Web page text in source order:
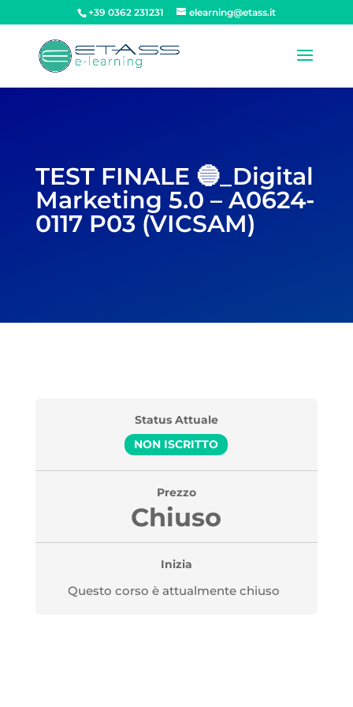
+39 0362 231231 elearning@etass.it
TEST FINALE 🔵_Digital
Marketing 5.0 – A0624-
0117 P03 (VICSAM)
Status Attuale
NON ISCRITTO
Prezzo
Chiuso
Inizia
Questo corso è attualmente chiuso